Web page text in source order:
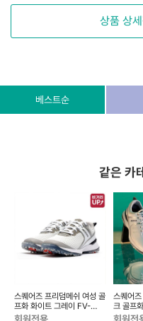
상품 상
상호/대표자 (주) 동이커
소재지 경기도 고
베스트순
같은 카
스퀘어즈 프리덤메쉬 여성 골
프화 화이트 그레이 FV-
437872
회원전용
스퀘어즈
크 골프
SV-
회원전